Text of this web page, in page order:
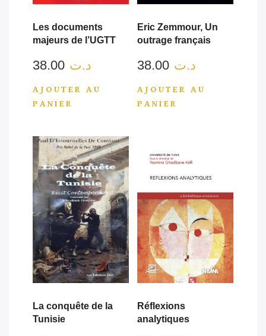
Les documents
majeurs de l’UGTT
د.ت
AJOUTER AU
PANIER
Eric Zemmour, Un
outrage français
د.ت 38.00
AJOUTER AU
PANIER
La conquête de la
Tunisie
Réflexions
analytiques